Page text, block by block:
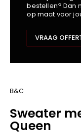
Kariban
M-Safe
OXXA
Premier
Promodoro
Result
bestellen? Dan
op maat voor
VRAAG
B&C
Sweater
Queen